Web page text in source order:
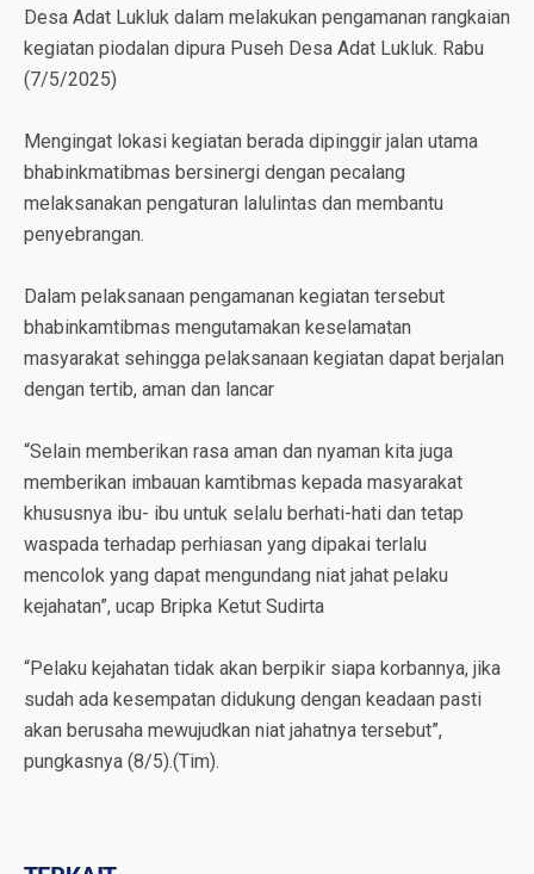
Desa Adat Lukluk dalam melakukan pengamanan rangkaian
kegiatan piodalan dipura Puseh Desa Adat Lukluk. Rabu
(7/5/2025)
Mengingat lokasi kegiatan berada dipinggir jalan utama
bhabinkmatibmas bersinergi dengan pecalang
melaksanakan pengaturan lalulintas dan membantu
penyebrangan.
Dalam pelaksanaan pengamanan kegiatan tersebut
bhabinkamtibmas mengutamakan keselamatan
masyarakat sehingga pelaksanaan kegiatan dapat berjalan
dengan tertib, aman dan lancar
“Selain memberikan rasa aman dan nyaman kita juga
memberikan imbauan kamtibmas kepada masyarakat
khususnya ibu- ibu untuk selalu berhati-hati dan tetap
waspada terhadap perhiasan yang dipakai terlalu
mencolok yang dapat mengundang niat jahat pelaku
kejahatan”, ucap Bripka Ketut Sudirta
“Pelaku kejahatan tidak akan berpikir siapa korbannya, jika
sudah ada kesempatan didukung dengan keadaan pasti
akan berusaha mewujudkan niat jahatnya tersebut”,
pungkasnya (8/5).(Tim).